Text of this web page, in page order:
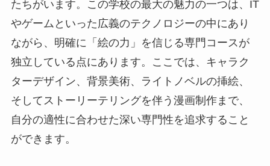
たちがいます。この学校の最大の魅力の一つは、IT
やゲームといった広義のテクノロジーの中にあり
ながら、明確に「絵の力」を信じる専門コースが
独立している点にあります。ここでは、キャラク
ターデザイン、背景美術、ライトノベルの挿絵、
そしてストーリーテリングを伴う漫画制作まで、
自分の適性に合わせた深い専門性を追求すること
ができます。